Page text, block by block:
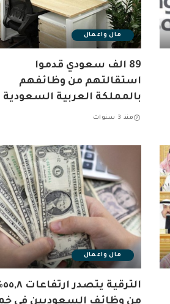
مال واعمال
89 الف سعودي قدموا
استقالتهم من وظائفهم
بالمملكة العربية السعودية
منذ 3 سنوات
مال واعمال
من وظائف السعوديين في